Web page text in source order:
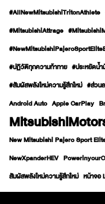
#AllNewMitsubishiTritonAthlete
#MitsubishiAttrage
#ปฏิวัติทุกความท้าทาย #ประหยัดน้ำ
#สัมผัสพลังใหม่ความรู้สึกใหม่ #ส่วน
Android Auto Apple CarPlay
New Mitsubishi Pajero Sport
NewXpanderHEV
สัมผัสพลังใหม่ความรู้สึกใหม่ หน้าจอ